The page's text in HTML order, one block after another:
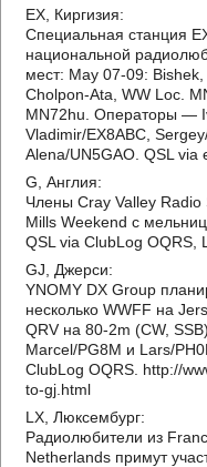
EX, Киргизия:
Специальная станция
национальной
мест: May 07-09:
Cholpon-Ata, WW Loc.
MN72hu. Операторы —
Vladimir/EX8ABC,
Alena/UN5GAO. QSL via
G, Англия:
Члены Cray Valley Radio
Mills Weekend с
QSL via ClubLog OQRS,
GJ, Джерси:
YNOMY DX Group
несколько WWFF на
QRV на 80-2m (CW,
Marcel/PG8M и Lars/
ClubLog OQRS. http://
to-gj.html
LX, Люксембург:
Радиолюбители из
Netherlands примут